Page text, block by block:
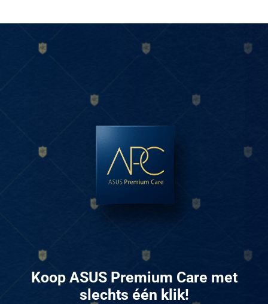
Koop ASUS Premium Care met
slechts één klik!